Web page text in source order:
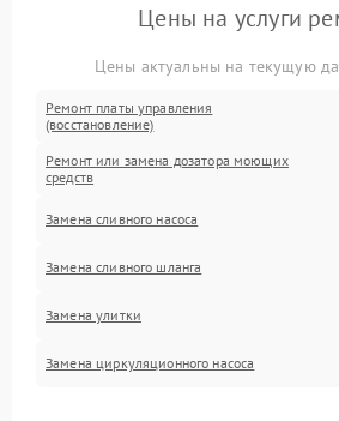
Цены на услуги
Цены актуальны на текущую
Ремонт платы управления
(восстановление)
Ремонт или замена дозатора моющих
средств
Замена сливного насоса
Замена сливного шланга
Замена улитки
Замена циркуляционного насоса